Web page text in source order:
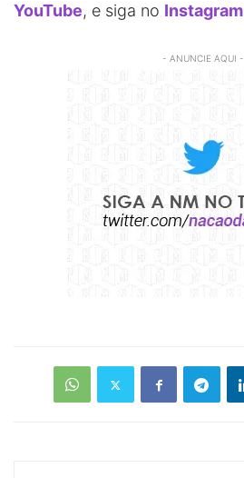
YouTube, e siga no Instagram
- ANUNCIE AQUI -